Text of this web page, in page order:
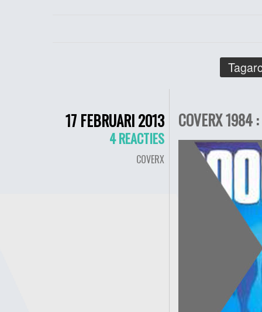
17 FEBRUARI 2013
4 REACTIES
COVERX
COVERX 1984